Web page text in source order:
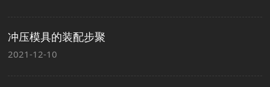
冲压模具的装配步聚
2021-12-10